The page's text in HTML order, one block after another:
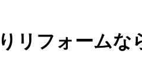
リフォームな